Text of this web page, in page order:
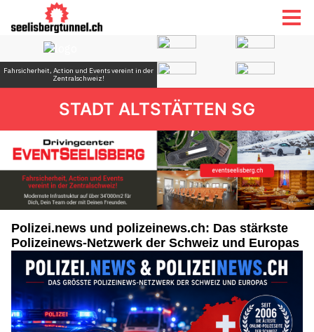
STADT ALTSTÄTTEN SG
Polizei.news und polizeinews.ch: Das stärkste
Polizeinews-Netzwerk der Schweiz und Europas